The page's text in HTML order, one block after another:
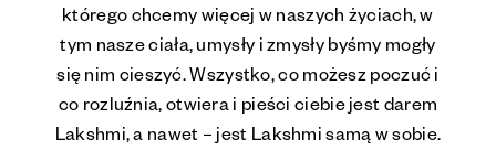
którego chcemy więcej w naszych życiach, w
tym nasze ciała, umysły i zmysły byśmy mogły
się nim cieszyć. Wszystko, co możesz poczuć i
co rozluźnia, otwiera i pieści ciebie jest darem
Lakshmi, a nawet – jest Lakshmi samą w sobie.